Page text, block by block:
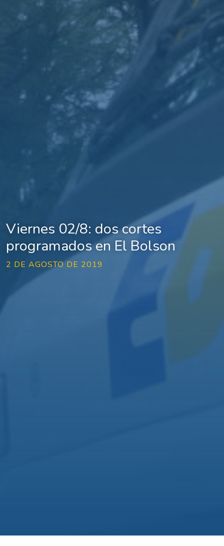
Viernes 02/8: dos cortes
programados en El Bolson
2 DE AGOSTO DE 2019